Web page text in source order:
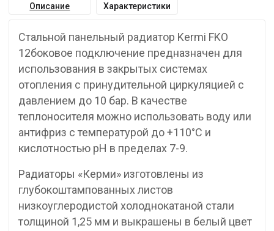
Описание Характеристики
Стальной панельный радиатор Kermi FKO
12боковое подключение предназначен для
использования в закрытых системах
отопления с принудительной циркуляцией с
давлением до 10 бар. В качестве
теплоносителя можно использовать воду или
антифриз с температурой до +110°C и
кислотностью pH в пределах 7-9.
Радиаторы «Керми» изготовлены из
глубокоштампованных листов
низкоуглеродистой холоднокатаной стали
толщиной 1,25 мм и выкрашены в белый цвет